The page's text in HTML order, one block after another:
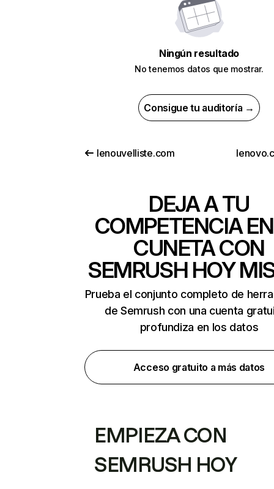
Ningún resultado
No tenemos datos que mostrar.
Consigue tu auditoría →
lenouvelliste.com
DEJA A TU
COMPETENCIA
CUNETA CON
SEMRUSH HOY
Prueba el conjunto completo de
de Semrush con una cuenta
profundiza en los datos
Acceso gratuito a más datos
EMPIEZA CON
SEMRUSH HOY